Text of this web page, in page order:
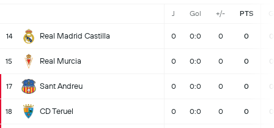
J Gol +/- PTS
14 Real Madrid Castilla 0 0:0 0 0 0
15 Real Murcia 0 0:0 0 0 0
17 Sant Andreu 0 0:0 0 0 0
18 CD Teruel 0 0:0 0 0 0